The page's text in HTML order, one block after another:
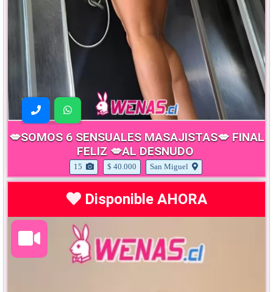
💋SOMOS 6 SENSUALES MASAJISTAS💋 FINAL
FELIZ 💋AL DESNUDO
15 $ 40.000 San Miguel
Disponible AHORA